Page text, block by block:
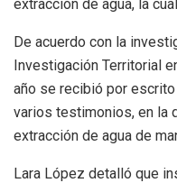
extracción de agua, la
De acuerdo con la
Investigación Territorial
año se recibió por escrito
varios testimonios, en la
extracción de agua de
Lara López detalló que